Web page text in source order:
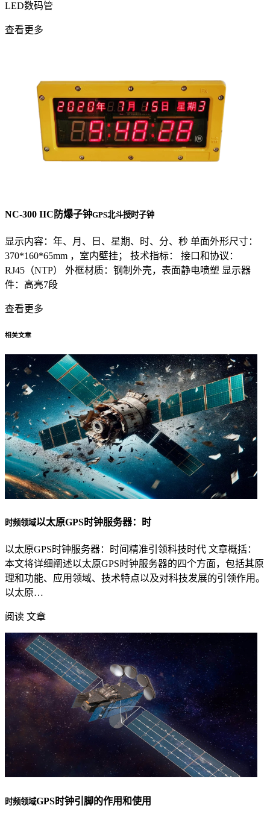
LED数码管
查看更多
NC-300 IIC防爆子钟GPS北斗授时子钟
显示内容：年、月、日、星期、时、分、秒 单面外形尺寸：
370*160*65mm ，室内壁挂； 技术指标： 接口和协议：
RJ45（NTP） 外框材质：钢制外壳，表面静电喷塑 显示器
件：高亮7段
查看更多
相关文章
时频领域以太原GPS时钟服务器：时
以太原GPS时钟服务器：时间精准引领科技时代 文章概括：
本文将详细阐述以太原GPS时钟服务器的四个方面，包括其原
理和功能、应用领域、技术特点以及对科技发展的引领作用。
以太原…
阅读 文章
时频领域GPS时钟引脚的作用和使用